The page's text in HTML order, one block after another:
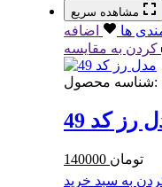
مشاهده سریع
ها
اضافه
کردن به مقایسه
شناسه محصول:
رز کد 49
140000 تومان
به سبد خرید